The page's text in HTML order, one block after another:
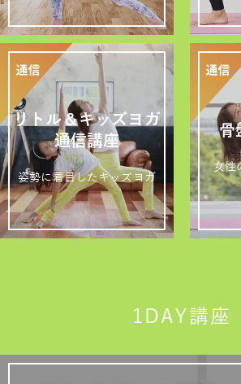
リトル＆キッズヨガ
通信講座
姿勢に着目したキッズヨガ
骨
女性
1DAY講座